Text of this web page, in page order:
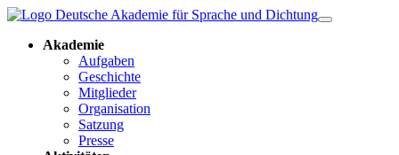
Akademie
Aufgaben
Geschichte
Mitglieder
Organisation
Satzung
Presse